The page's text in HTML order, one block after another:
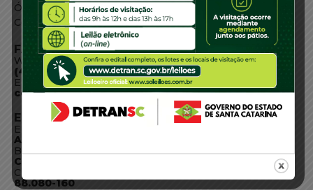
Órgãos do Governo
Conheça SC
FALE CONOSCO
WhatsApp:
(48) 3664-1800
E-mail:
centraldeinformacoes@detran.sc.gov.br
ENDEREÇO
Endereço:
Av. Almirante Tamandaré - 480
Bairro:
Coqueiros, Florianópolis SC
CEP:
88.080-160